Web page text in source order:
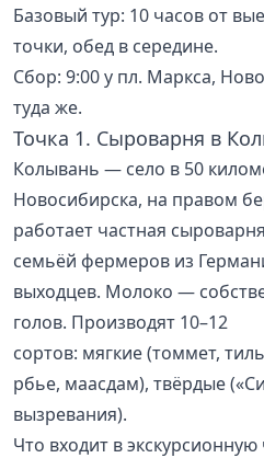
Базовый тур: 10 часов от
точки, обед в середине.
Сбор: 9:00 у пл. Маркса,
туда же.
Точка 1. Сыроварня в
Колывань — село в 50
Новосибирска, на правом
работает частная
семьёй фермеров из
выходцев. Молоко —
голов. Производят 10–12
сортов: мягкие (томмет,
рбье, маасдам), твёрдые
вызревания).
Что входит в экскурсионную